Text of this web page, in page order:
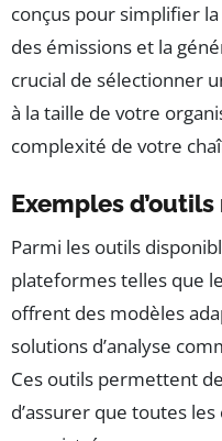
conçus pour simplifier
des émissions et la
crucial de sélectionner
à la taille de votre
complexité de votre
Exemples
Parmi les outils
plateformes telles que le
offrent des modèles
solutions d’analyse
Ces outils permettent
d’assurer que toutes